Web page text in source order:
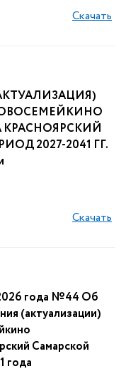
Скачать
2027-2041 ГГ.
Скачать
года №44 Об
(актуализации)
Самарской
года